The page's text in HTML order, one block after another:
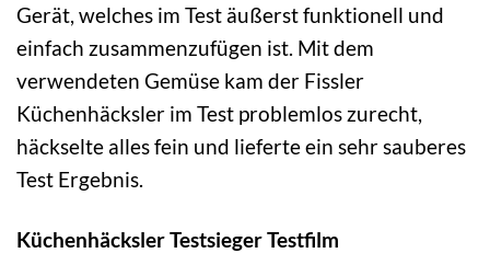
Gerät, welches im Test äußerst funktionell und
einfach zusammenzufügen ist. Mit dem
verwendeten Gemüse kam der Fissler
Küchenhäcksler im Test problemlos zurecht,
häckselte alles fein und lieferte ein sehr sauberes
Test Ergebnis.
Küchenhäcksler Testsieger Testfilm